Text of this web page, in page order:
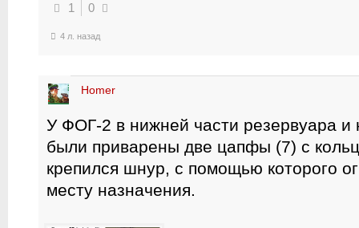
1 0
4 л. назад
Homer
У ФОГ-2 в нижней части резервуара и
были приварены две цапфы (7) с
крепился шнур, с помощью которого
месту назначения.